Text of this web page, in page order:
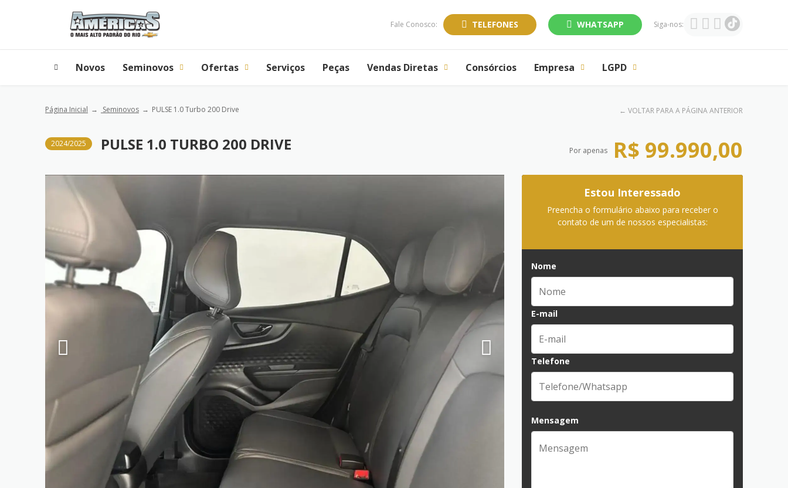
Fale Conosco: TELEFONES WHATSAPP Siga-nos:
Novos Seminovos Ofertas Serviços Peças Vendas Diretas Consórcios Empresa LGPD
Página Inicial Seminovos PULSE 1.0 Turbo 200 Drive ← VOLTAR PARA A PÁGINA ANTERIOR
2024/2025 PULSE 1.0 TURBO 200 DRIVE Por apenas R$ 99.990,00
Estou Interessado
Preencha o formulário abaixo para receber o
contato de um de nossos especialistas:
Nome
E-mail
Telefone
Mensagem